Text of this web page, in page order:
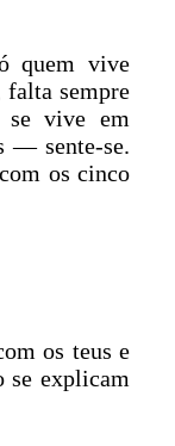
quem vive
falta sempre
se vive em
— sente-se.
os cinco
os teus e
se explicam